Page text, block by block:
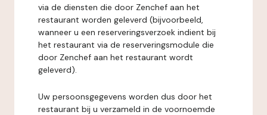
via de diensten die door Zenchef aan het
restaurant worden geleverd (bijvoorbeeld,
wanneer u een reserveringsverzoek indient bij
het restaurant via de reserveringsmodule die
door Zenchef aan het restaurant wordt
geleverd).
Uw persoonsgegevens worden dus door het
restaurant bij u verzameld in de voornoemde